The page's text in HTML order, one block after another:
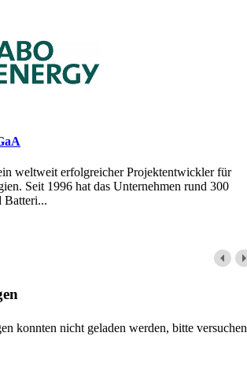
weltweit erfolgreicher Projektentwickler für
Seit 1996 hat das Unternehmen rund 300
Batteri...
konnten nicht geladen werden, bitte versuchen